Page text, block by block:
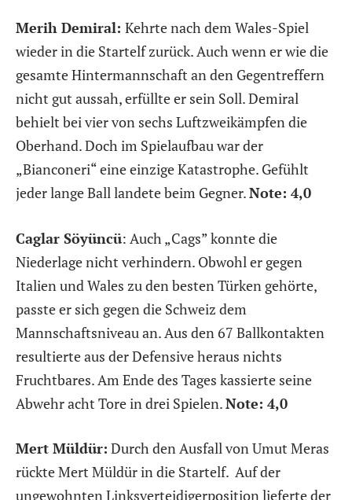
Merih Demiral: Kehrte nach dem Wales-Spiel
wieder in die Startelf zurück. Auch wenn er wie die
gesamte Hintermannschaft an den Gegentreffern
nicht gut aussah, erfüllte er sein Soll. Demiral
behielt bei vier von sechs Luftzweikämpfen die
Oberhand. Doch im Spielaufbau war der
„Bianconeri“ eine einzige Katastrophe. Gefühlt
jeder lange Ball landete beim Gegner.Note: 4,0
Caglar Söyüncü: Auch „Cags” konnte die
Niederlage nicht verhindern. Obwohl er gegen
Italien und Wales zu den besten Türken gehörte,
passte er sich gegen die Schweiz dem
Mannschaftsniveau an. Aus den 67 Ballkontakten
resultierte aus der Defensive heraus nichts
Fruchtbares. Am Ende des Tages kassierte seine
Abwehr acht Tore in drei Spielen.Note: 4,0
Mert Müldür: Durch den Ausfall von Umut Meras
rückte Mert Müldür in die Startelf. Auf der
ungewohnten Linksverteidigerposition lieferte der